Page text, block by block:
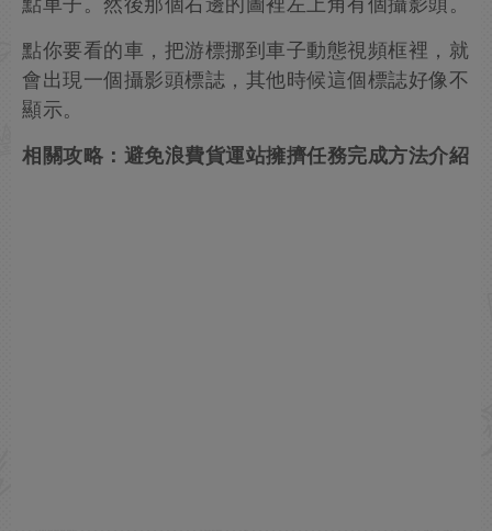
點你要看的車，把游標挪到車子動態視頻框裡，就
會出現一個攝影頭標誌，其他時候這個標誌好像不
顯示。
相關攻略：避免浪費貨運站擁擠任務完成方法介紹